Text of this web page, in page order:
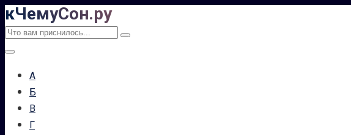
Перейти
к
кЧемуСон.ру
Поиск:
А
Б
В
Г